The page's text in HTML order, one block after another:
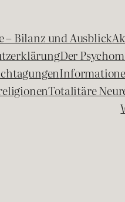
Bilanz und Ausblick
Der
Totalitäre